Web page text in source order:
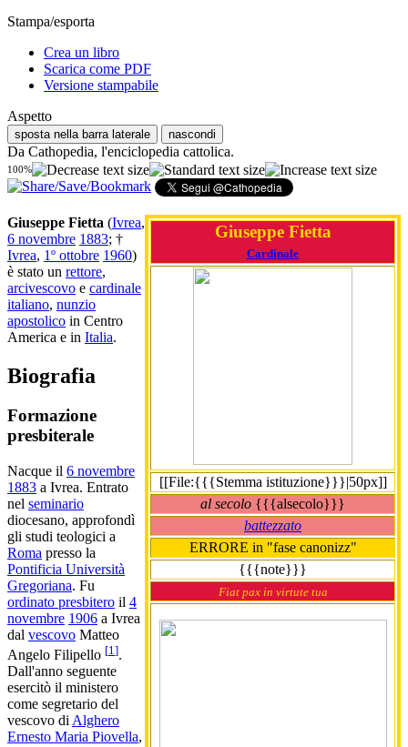
Stampa/esporta
Crea un libro
Scarica come PDF
Versione stampabile
Aspetto
sposta nella barra laterale nascondi
Da Cathopedia, l'enciclopedia cattolica.
100%
Giuseppe Fietta
Cardinale
[[File:{{{Stemma istituzione}}}|50px]]
al secolo {{{alsecolo}}}
battezzato
ERRORE in "fase canonizz"
{{{note}}}
Fiat pax in virtute tua
Giuseppe Fietta (Ivrea,
6 novembre 1883; †
Ivrea, 1º ottobre 1960)
è stato un rettore,
arcivescovo e cardinale
italiano, nunzio
apostolico in Centro
America e in Italia.
Biografia
Formazione
presbiterale
Nacque il 6 novembre
1883 a Ivrea. Entrato
nel seminario
diocesano, approfondì
gli studi teologici a
Roma presso la
Pontificia Università
Gregoriana. Fu
ordinato presbitero il 4
novembre 1906 a Ivrea
dal vescovo Matteo
Angelo Filipello [1].
Dall'anno seguente
esercitò il ministero
come segretario del
vescovo diAlghero
Ernesto Maria Piovella,